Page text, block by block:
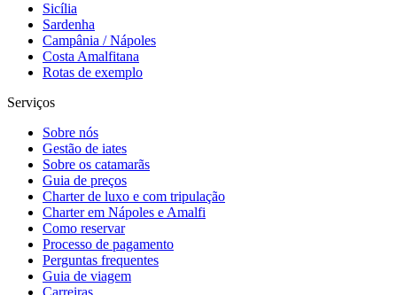
Sicília
Sardenha
Campânia / Nápoles
Costa Amalfitana
Rotas de exemplo
Serviços
Sobre nós
Gestão de iates
Sobre os catamarãs
Guia de preços
Charter de luxo e com tripulação
Charter em Nápoles e Amalfi
Como reservar
Processo de pagamento
Perguntas frequentes
Guia de viagem